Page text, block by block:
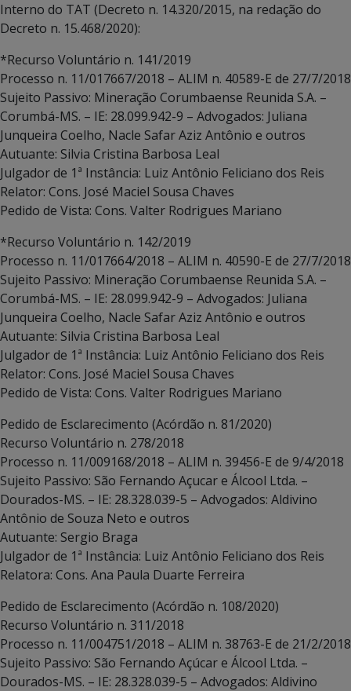
Interno do TAT (Decreto n. 14.320/2015, na redação do
Decreto n. 15.468/2020):
*Recurso Voluntário n. 141/2019
Processo n. 11/017667/2018 – ALIM n. 40589-E de 27/7/2018
Sujeito Passivo: Mineração Corumbaense Reunida S.A. –
Corumbá-MS. – IE: 28.099.942-9 – Advogados: Juliana
Junqueira Coelho, Nacle Safar Aziz Antônio e outros
Autuante: Silvia Cristina Barbosa Leal
Julgador de 1ª Instância: Luiz Antônio Feliciano dos Reis
Relator: Cons. José Maciel Sousa Chaves
Pedido de Vista: Cons. Valter Rodrigues Mariano
*Recurso Voluntário n. 142/2019
Processo n. 11/017664/2018 – ALIM n. 40590-E de 27/7/2018
Sujeito Passivo: Mineração Corumbaense Reunida S.A. –
Corumbá-MS. – IE: 28.099.942-9 – Advogados: Juliana
Junqueira Coelho, Nacle Safar Aziz Antônio e outros
Autuante: Silvia Cristina Barbosa Leal
Julgador de 1ª Instância: Luiz Antônio Feliciano dos Reis
Relator: Cons. José Maciel Sousa Chaves
Pedido de Vista: Cons. Valter Rodrigues Mariano
Pedido de Esclarecimento (Acórdão n. 81/2020)
Recurso Voluntário n. 278/2018
Processo n. 11/009168/2018 – ALIM n. 39456-E de 9/4/2018
Sujeito Passivo: São Fernando Açucar e Álcool Ltda. –
Dourados-MS. – IE: 28.328.039-5 – Advogados: Aldivino
Antônio de Souza Neto e outros
Autuante: Sergio Braga
Julgador de 1ª Instância: Luiz Antônio Feliciano dos Reis
Relatora: Cons. Ana Paula Duarte Ferreira
Pedido de Esclarecimento (Acórdão n. 108/2020)
Recurso Voluntário n. 311/2018
Processo n. 11/004751/2018 – ALIM n. 38763-E de 21/2/2018
Sujeito Passivo: São Fernando Açúcar e Álcool Ltda. –
Dourados-MS. – IE: 28.328.039-5 – Advogados: Aldivino